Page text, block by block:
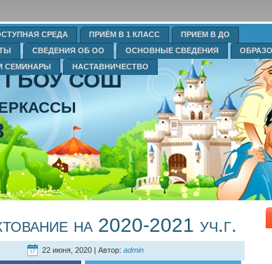
СРЕДА ПРИЁМ В 1 КЛАСС
ПРИЕМ В ДО
СВЕДЕНИЯ ОБ ОО ОСНОВНЫЕ СВЕДЕНИЯ
СЕМИНАРЫ НАСТАВНИЧЕСТВО
ГБОУ СОШ
на 2020-2021 уч.г.
22 июня, 2020 | Автор: admin